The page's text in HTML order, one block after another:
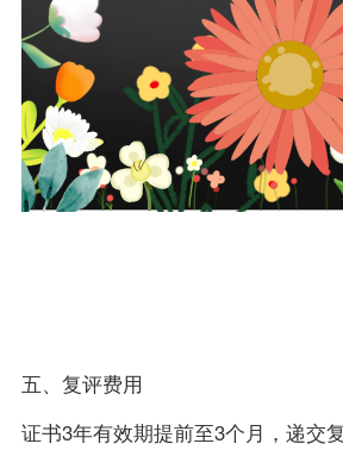
五、复评费用
证书3年有效期提前至3个月，递交